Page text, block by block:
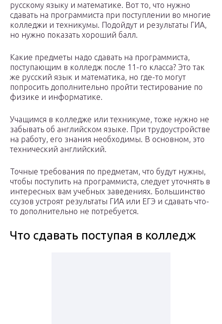
русскому языку и математике. Вот то, что нужно
сдавать на программиста при поступлении во многие
колледжи и техникумы. Подойдут и результаты ГИА,
но нужно показать хороший балл.
Какие предметы надо сдавать на программиста,
поступающим в колледж после 11-го класса? Это так
же русский язык и математика, но где-то могут
попросить дополнительно пройти тестирование по
физике и информатике.
Учащимся в колледже или техникуме, тоже нужно не
забывать об английском языке. При трудоустройстве
на работу, его знания необходимы. В основном, это
технический английский.
Точные требования по предметам, что будут нужны,
чтобы поступить на программиста, следует уточнять в
интересных вам учебных заведениях. Большинство
ссузов устроят результаты ГИА или ЕГЭ и сдавать что-
то дополнительно не потребуется.
Что сдавать поступая в колледж